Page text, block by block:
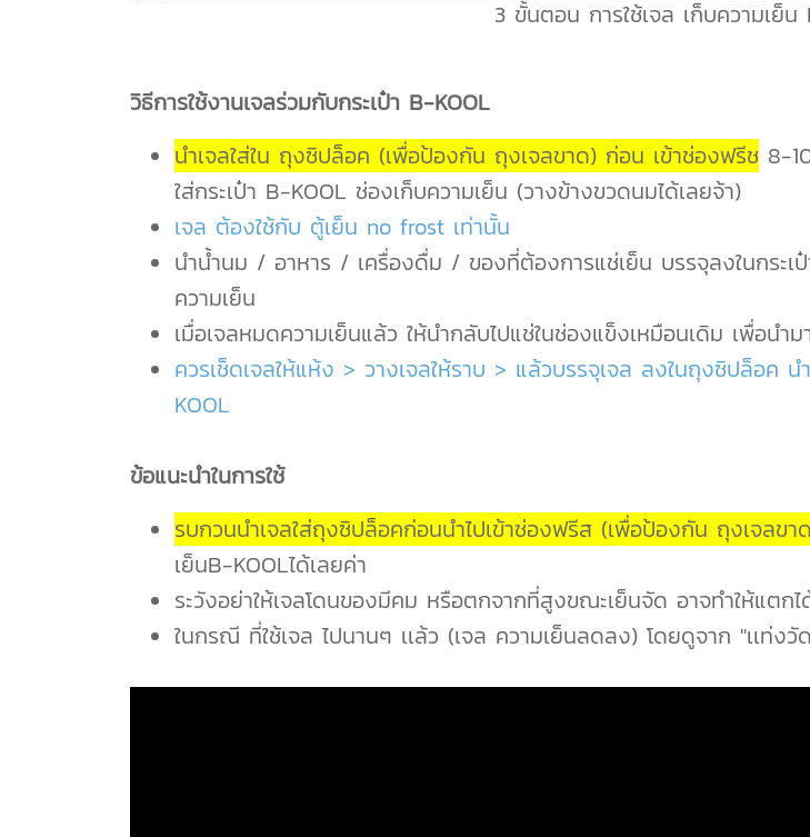
3 ขั้นตอน การใช้เจล เก็บความเย็
วิธีการใช้งานเจลร่วมกับกระเป๋า B-KOOL
นำเจลใส่ใน ถุงซิปล็อค (เพื่อป้องกัน ถุงเจลขาด) ก่อน เข้าช่องฟรีช 8-
ใส่กระเป๋า B-KOOL ช่องเก็บความเย็น (วางข้างขวดนมได้เลยจ้า)
เจล ต้องใช้กับ ตู้เย็น no frost เท่านั้น
นำน้ำนม / อาหาร / เครื่องดื่ม / ของที่ต้องการแช่เย็น บรรจุลงในกระ
ความเย็น
เมื่อเจลหมดความเย็นแล้ว ให้นำกลับไปแช่ในช่องแข็งเหมือนเดิม เพื่อนำม
ควรเช็ดเจลให้แห้ง > วางเจลให้ราบ > แล้วบรรจุเจล ลงในถุงซิปล็อค น
KOOL
ข้อแนะนำในการใช้
รบกวนนำเจลใส่ถุงซิปล็อคก่อนนำไปเข้าช่องฟรีส (เพื่อป้องกัน ถุงเจลขา
เย็นB-KOOLได้เลยค่า
ระวังอย่าให้เจลโดนของมีคม หรือตกจากที่สูงขณะเย็นจัด อาจทำให้แตกไ
ในกรณี ที่ใช้เจล ไปนานๆ เเล้ว (เจล ความเย็นลดลง) โดยดูจาก "เเท่ง